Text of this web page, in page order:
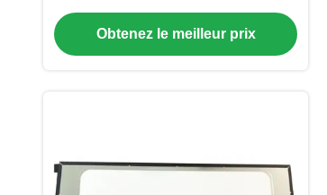
LVDS 30 broches et luminosité de
250cd/m2
Obtenez le meilleur prix